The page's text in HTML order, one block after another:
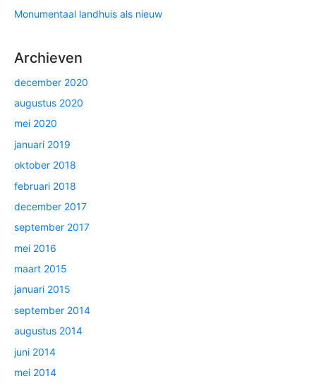
Monumentaal landhuis als nieuw
Archieven
december 2020
augustus 2020
mei 2020
januari 2019
oktober 2018
februari 2018
december 2017
september 2017
mei 2016
maart 2015
januari 2015
september 2014
augustus 2014
juni 2014
mei 2014